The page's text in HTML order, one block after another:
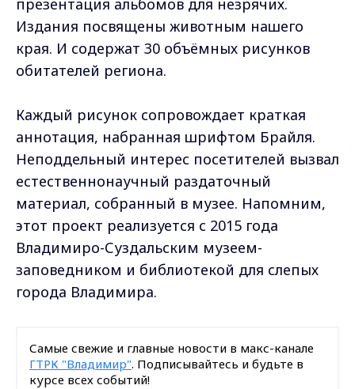
презентация альбомов для незрячих.
Издания посвящены животным нашего
края. И содержат 30 объёмных рисунков
обитателей региона.
Каждый рисунок сопровождает краткая
аннотация, набранная шрифтом Брайля.
Неподдельный интерес посетителей вызвал
естественнонаучный раздаточный
материал, собранный в музее. Напомним,
этот проект реализуется с 2015 года
Владимиро-Суздальским музеем-
заповедником и библиотекой для слепых
города Владимира.
Самые свежие и главные новости в макс-канале
ГТРК "Владимир". Подписывайтесь и будьте в
курсе всех событий!